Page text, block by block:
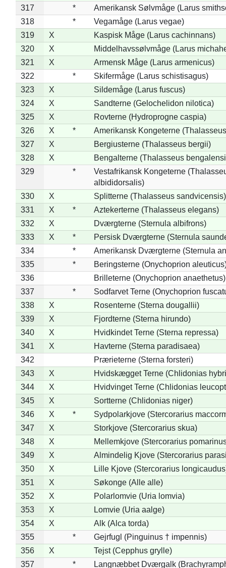
317
*
Amerikansk Sølvmåge (Larus
318
*
Vegamåge (Larus vegae)
319
X
Kaspisk Måge (Larus cachinnans)
320
X
Middelhavssølvmåge (Larus
321
X
Armensk Måge (Larus armenicus)
322
*
Skifermåge (Larus schistisagus)
323
X
Sildemåge (Larus fuscus)
324
X
Sandterne (Gelochelidon nilotica)
325
X
Rovterne (Hydroprogne caspia)
326
X *
Amerikansk Kongeterne
327
X
Bergiusterne (Thalasseus bergii)
328
X
Bengalterne (Thalasseus
329
*
Vestafrikansk Kongeterne
albididorsalis)
330
X
Splitterne (Thalasseus sandvicensis)
331
X *
Aztekerterne (Thalasseus elegans)
332
X
Dværgterne (Sternula albifrons)
333
X *
Persisk Dværgterne (Sternula
334
*
Amerikansk Dværgterne (Sternula
335
*
Beringsterne (Onychoprion
336
Brilleterne (Onychoprion anaethetus)
337
*
Sodfarvet Terne (Onychoprion
338
X
Rosenterne (Sterna dougallii)
339
X
Fjordterne (Sterna hirundo)
340
X
Hvidkindet Terne (Sterna repressa)
341
X
Havterne (Sterna paradisaea)
342
Prærieterne (Sterna forsteri)
343
X
Hvidskægget Terne (Chlidonias
344
X
Hvidvinget Terne (Chlidonias
345
X
Sortterne (Chlidonias niger)
346
X *
Sydpolarkjove (Stercorarius
347
X
Storkjove (Stercorarius skua)
348
X
Mellemkjove (Stercorarius
349
X
Almindelig Kjove (Stercorarius
350
X
Lille Kjove (Stercorarius
351
X
Søkonge (Alle alle)
352
X
Polarlomvie (Uria lomvia)
353
X
Lomvie (Uria aalge)
354
X
Alk (Alca torda)
355
*
Gejrfugl (Pinguinus † impennis)
356
X
Tejst (Cepphus grylle)
357
* Langnæbbet Dværgalk